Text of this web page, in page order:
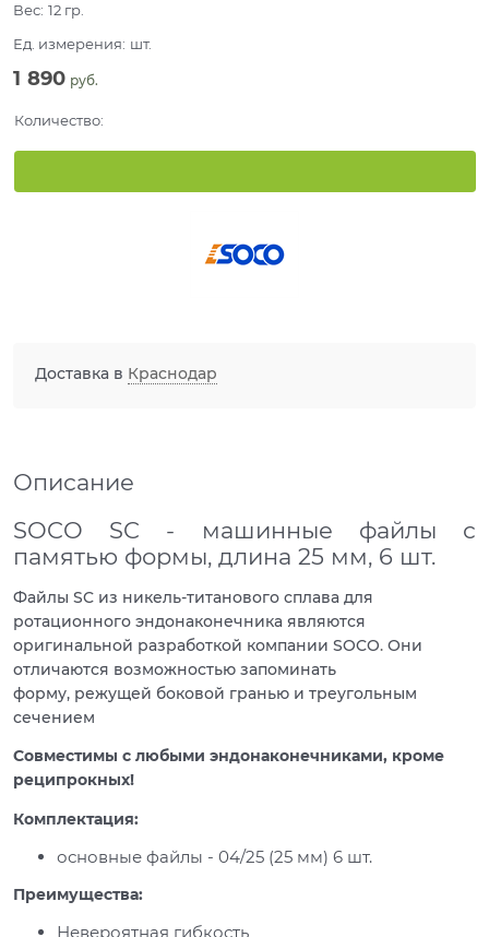
Вес: 12 гр.
Ед. измерения: шт.
1 890 руб.
Количество:
Доставка в Краснодар
Описание
SOCO SC - машинные файлы с
памятью формы, длина 25 мм, 6 шт.
Файлы SC из никель-титанового сплава для
ротационного эндонаконечника являются
оригинальной разработкой компании SOCO. Они
отличаются возможностью запоминать
форму, режущей боковой гранью и треугольным
сечением
Совместимы с любыми эндонаконечниками, кроме
реципрокных!
Комплектация:
основные файлы - 04/25 (25 мм) 6 шт.
Преимущества:
Невероятная гибкость